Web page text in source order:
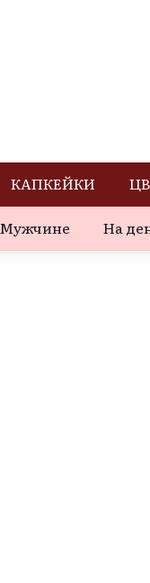
КАПКЕЙКИ
Мужчине На